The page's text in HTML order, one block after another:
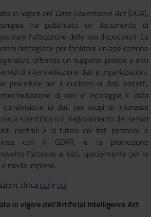
in vigore del Data Governance Act(DGA),
ha pubblicato un documento di
l'attuazione delle sue disposizioni. La
dettagliate per facilitare un'applicazione
offrendo un supporto pratico a enti
di intermediazione dati e organizzazioni.
procedure per il riutilizzo di dati protetti,
di dati e incoraggia il data
di dati per scopi di interesse
scientifica o il miglioramento dei servizi
centrali è la tutela dei dati personali e
con il GDPR, e la promozione
l'accesso ai dati, specialmente per le
medie imprese.
clicca qui e qui
in vigore dell’Artificial Intelligence Act